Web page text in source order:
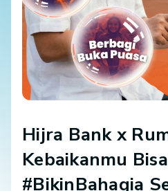
Hijra Bank x
Kebaikanmu Bisa
#BikinBahagia